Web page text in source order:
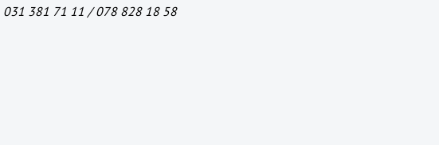
031 381 71 11 / 078 828 18 58